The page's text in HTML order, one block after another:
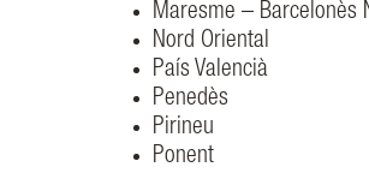
Maresme – Barcelonès
Nord Oriental
País Valencià
Penedès
Pirineu
Ponent